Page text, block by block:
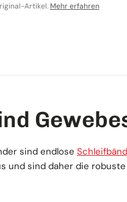
Artikel. Mehr erfahren
sind endlose
und sind daher die